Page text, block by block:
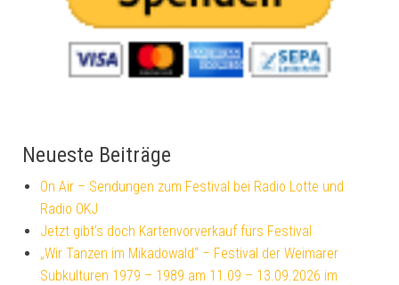
Neueste Beiträge
On Air – Sendungen zum Festival bei Radio Lotte und
Radio OKJ
Jetzt gibt’s doch Kartenvorverkauf fürs Festival
„Wir Tanzen im Mikadowald“ – Festival der Weimarer
Subkulturen 1979 – 1989 am 11.09 – 13.09.2026 im